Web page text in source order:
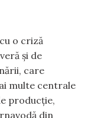
o criză
și de
care
multe centrale
producție,
din